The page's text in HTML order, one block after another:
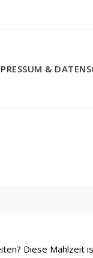
&
Diese Mahlzeit